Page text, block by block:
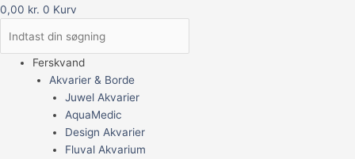
0,00 kr. 0 Kurv
Ferskvand
Akvarier & Borde
Juwel Akvarier
AquaMedic
Design Akvarier
Fluval Akvarium